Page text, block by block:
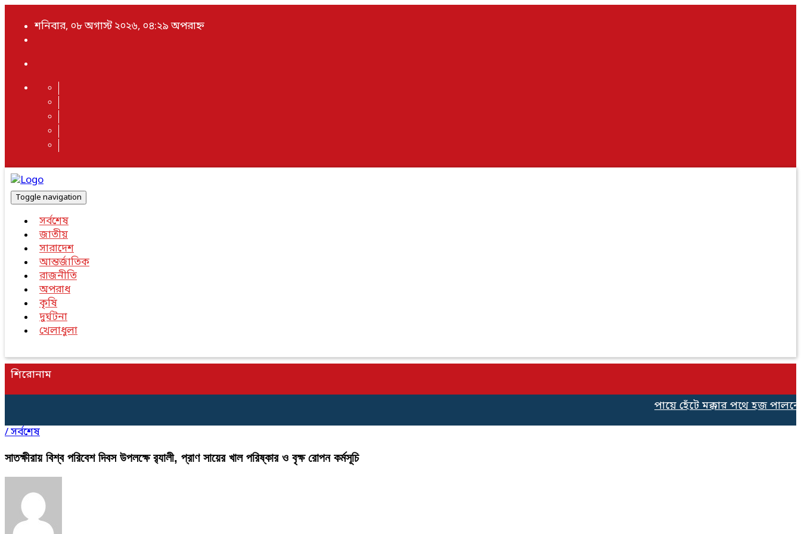
শনিবার, ০৮ অগাস্ট ২০২৬, ০৪:২৯ অপরাহ্ন
Toggle navigation
সর্বশেষ
জাতীয়
সারাদেশ
আন্তর্জাতিক
রাজনীতি
অপরাধ
কৃষি
দুর্ঘটনা
খেলাধুলা
শিরোনাম
পায়ে হেঁটে মক্কার পথে হজ পালনের
/সর্বশেষ
সাতক্ষীরায় বিশ্ব পরিবেশ দিবস উপলক্ষে র‍্যালী, প্রাণ সায়ের খাল পরিষ্কার ও বৃক্ষ রোপন কর্মসূচি